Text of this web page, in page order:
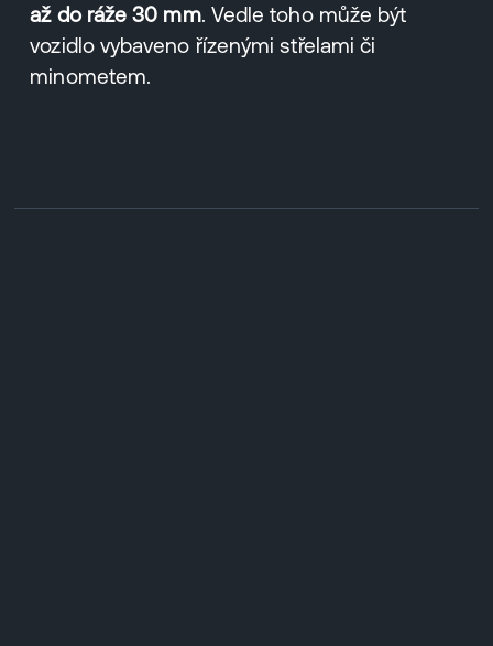
až do ráže 30 mm. Vedle toho může být
vozidlo vybaveno řízenými střelami či
minometem.